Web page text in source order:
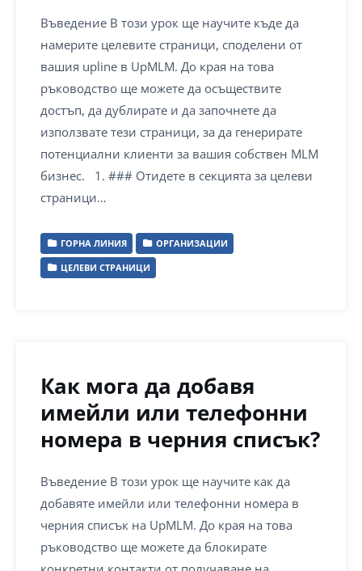
Въведение В този урок ще научите къде да
намерите целевите страници, споделени от
вашия upline в UpMLM. До края на това
ръководство ще можете да осъществите
достъп, да дублирате и да започнете да
използвате тези страници, за да генерирате
потенциални клиенти за вашия собствен MLM
бизнес. 1. ### Отидете в секцията за целеви
страници…
ГОРНА ЛИНИЯ
ОРГАНИЗАЦИИ
ЦЕЛЕВИ СТРАНИЦИ
Как мога да добавя
имейли или телефонни
номера в черния списък?
Въведение В този урок ще научите как да
добавяте имейли или телефонни номера в
черния списък на UpMLM. До края на това
ръководство ще можете да блокирате